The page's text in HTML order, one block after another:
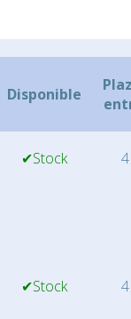
Disponible
✔Stock
✔Stock